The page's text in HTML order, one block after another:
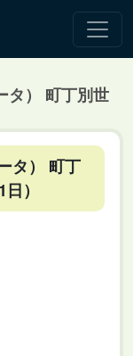
タ） 町丁別世
タ） 町丁
）